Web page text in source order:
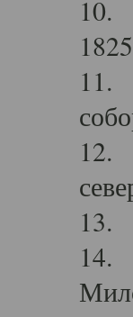
10.
11.
12.
13.
14.